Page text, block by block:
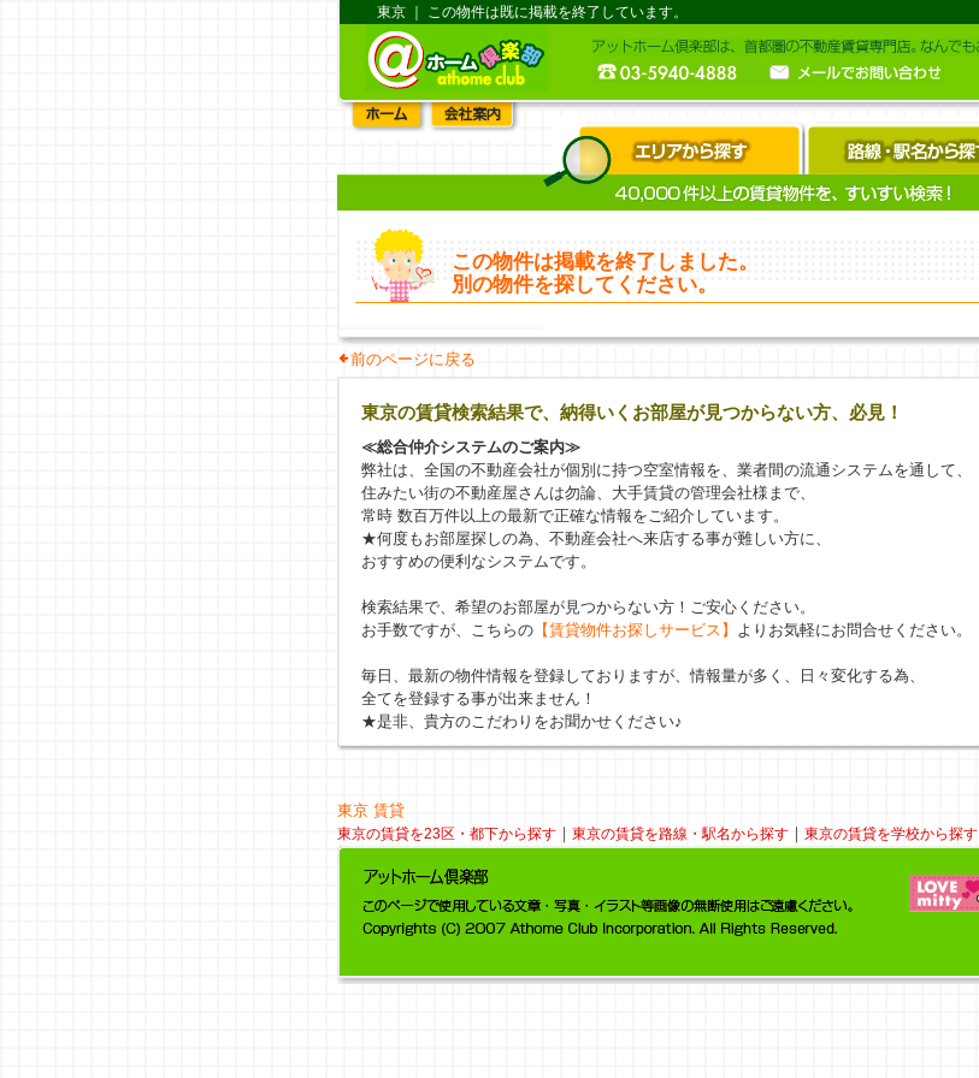
東京 ｜ この物件は既に掲載を終了しています。
この物件は掲載を終了しました。
別の物件を探してください。
前のページに戻る
東京の賃貸検索結果で、納得いくお部屋が見つからない方、必見！
≪総合仲介システムのご案内≫
弊社は、全国の不動産会社が個別に持つ空室情報を、業者間の流通システムを通して、
住みたい街の不動産屋さんは勿論、大手賃貸の管理会社様まで、
常時 数百万件以上の最新で正確な情報をご紹介しています。
★何度もお部屋探しの為、不動産会社へ来店する事が難しい方に、
おすすめの便利なシステムです。
検索結果で、希望のお部屋が見つからない方！ご安心ください。
お手数ですが、こちらの【賃貸物件お探しサービス】 よりお気軽にお問合せください。
毎日、最新の物件情報を登録しておりますが、情報量が多く、日々変化する為、
全てを登録する事が出来ません！
★是非、貴方のこだわりをお聞かせください♪
東京 賃貸
東京の賃貸を23区・都下から探す｜ 東京の賃貸を路線・駅名から探す｜ 東京の賃貸を学校から探す